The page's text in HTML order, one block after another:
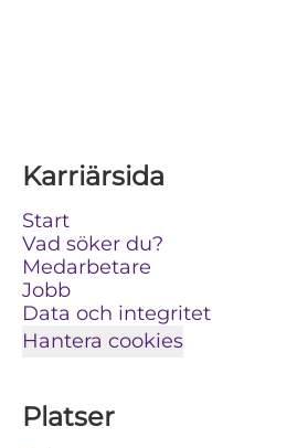
Karriärsida
Start
Vad söker du?
Medarbetare
Jobb
Data och integritet
Hantera cookies
Platser